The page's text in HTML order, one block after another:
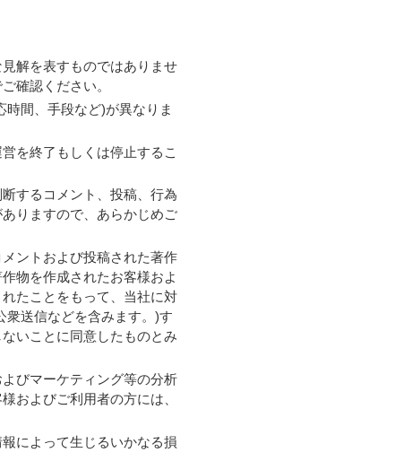
解を表すものではありませ
確認ください。
間、手段など)が異なりま
を終了もしくは停止するこ
するコメント、投稿、行為
りますので、あらかじめご
ントおよび投稿された著作
物を作成されたお客様およ
たことをもって、当社に対
衆送信などを含みます。)す
いことに同意したものとみ
びマーケティング等の分析
およびご利用者の方には、
によって生じるいかなる損